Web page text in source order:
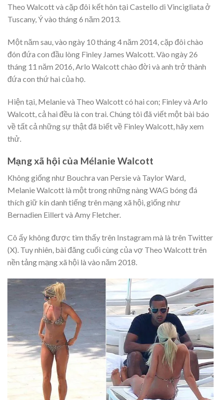
Theo Walcott và cặp đôi kết hôn tại Castello di Vincigliata ở
Tuscany, Ý vào tháng 6 năm 2013.
Một năm sau, vào ngày 10 tháng 4 năm 2014, cặp đôi chào
đón đứa con đầu lòng Finley James Walcott. Vào ngày 26
tháng 11 năm 2016, Arlo Walcott chào đời và anh trở thành
đứa con thứ hai của họ.
Hiện tại, Melanie và Theo Walcott có hai con; Finley và Arlo
Walcott, cả hai đều là con trai. Chúng tôi đã viết một bài báo
về tất cả những sự thật đã biết về Finley Walcott, hãy xem
thử.
Mạng xã hội của Mélanie Walcott
Không giống như Bouchra van Persie và Taylor Ward,
Melanie Walcott là một trong những nàng WAG bóng đá
thích giữ kín danh tiếng trên mạng xã hội, giống như
Bernadien Eillert và Amy Fletcher.
Cô ấy không được tìm thấy trên Instagram mà là trên Twitter
(X). Tuy nhiên, bài đăng cuối cùng của vợ Theo Walcott trên
nền tảng mạng xã hội là vào năm 2018.